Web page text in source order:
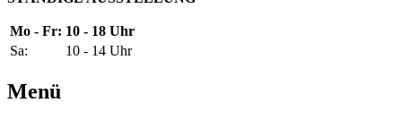
Mo - Fr: 10 - 18 Uhr
Sa:
10 - 14 Uhr
Menü